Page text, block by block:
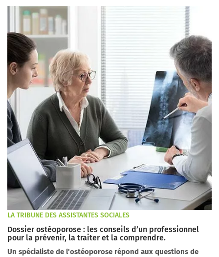
LA TRIBUNE DES ASSISTANTES SOCIALES
Dossier ostéoporose : les conseils d’un professionnel
pour la prévenir, la traiter et la comprendre.
Un spécialiste de l'ostéoporose répond aux questions de